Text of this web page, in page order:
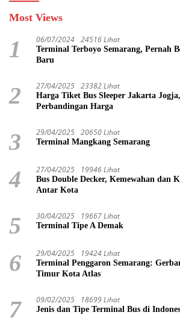
Most Views
1 06/07/2024 24516 Lihat
Terminal Terboyo Semarang, Pernah
Baru
2 27/04/2025 23382 Lihat
Harga Tiket Bus Sleeper Jakarta
Perbandingan Harga
3 29/04/2025 20650 Lihat
Terminal Mangkang Semarang
4 27/04/2025 19946 Lihat
Bus Double Decker, Kemewahan dan
Antar Kota
5 30/04/2025 19667 Lihat
Terminal Tipe A Demak
6 29/04/2025 19424 Lihat
Terminal Penggaron Semarang:
Timur Kota Atlas
7 09/02/2025 18699 Lihat
Jenis dan Tipe Terminal Bus di